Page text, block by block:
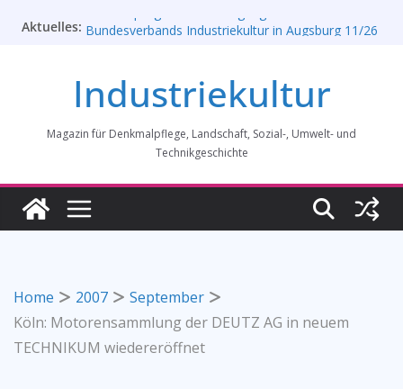
Inhalt
Aktuelles: Rahmenprogramm der Tagung des
Industriekultur Westfalens
Haus für Industriekultur in Darmstadt soll verkauft
Prof. Dr. Rainer Slotta (1.5.1946-16.6.2026)
Licht und Schatten: Fotografien des Bochumer
Ausstellung in Bochum vom 28. Mai 2026 bis 31.
Januar 2027
Industriekultur
Magazin für Denkmalpflege, Landschaft, Sozial-, Umwelt- und
Technikgeschichte
Home 2007
September
Köln: Motorensammlung der DEUTZ AG in neuem
TECHNIKUM wiedereröffnet